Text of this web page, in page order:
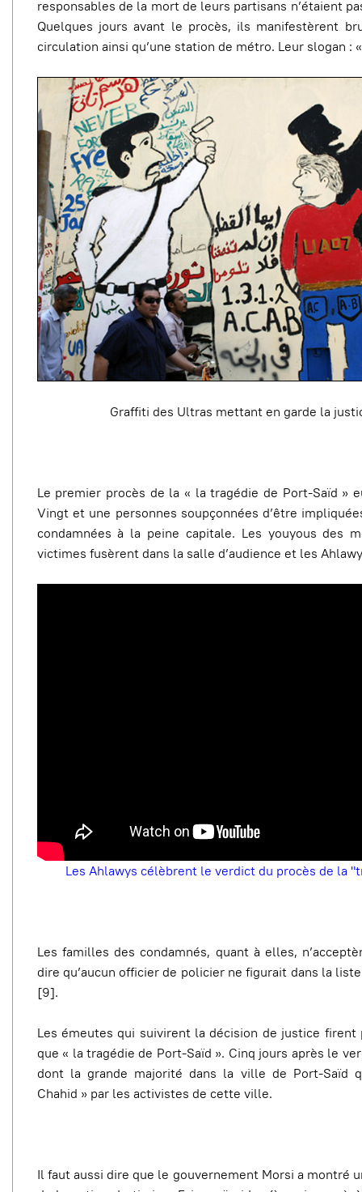
responsables de la mort de leurs partisans n’étaient
Quelques jours avant le procès, ils manifestèrent
circulation ainsi qu’une station de métro. Leur slogan :
Graffiti des Ultras mettant en garde la
Le premier procès de la « la tragédie de Port-Saïd »
Vingt et une personnes soupçonnées d’être
condamnées à la peine capitale. Les youyous des
victimes fusèrent dans la salle d’audience et les
Les Ahlawys célèbrent le verdict du procès de la
Les familles des condamnés, quant à elles,
dire qu’aucun officier de policier ne figurait dans la
[9].
Les émeutes qui suivirent la décision de justice firent
que « la tragédie de Port-Saïd ». Cinq jours après le
dont la grande majorité dans la ville de Port-Saïd
Chahid » par les activistes de cette ville.
Il faut aussi dire que le gouvernement Morsi a montré